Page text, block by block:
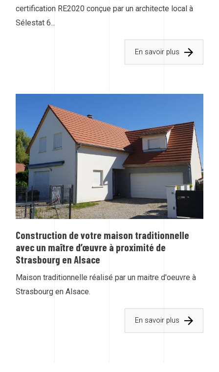
certification RE2020 conçue par un architecte local à
Sélestat 6...
En savoir plus
Construction de votre maison traditionnelle
avec un maître d’œuvre à proximité de
Strasbourg en Alsace
Maison traditionnelle réalisé par un maitre d'oeuvre à
Strasbourg en Alsace.
En savoir plus